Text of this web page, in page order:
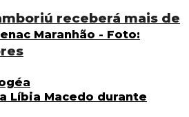
receberá mais de